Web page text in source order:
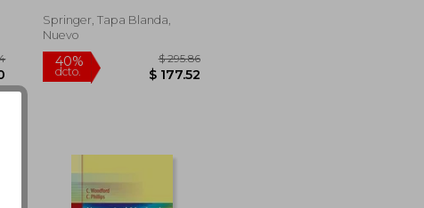
Verma, Sanjeet Kumar
Springer, Tapa Blanda,
Nuevo